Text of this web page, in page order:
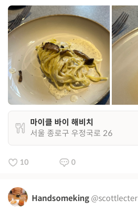
마이클 바이 해비치
서울 종로구 우정국로 26
10 0
Handsomeking @scottlecter